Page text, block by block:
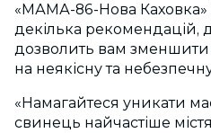
«МАМА-86-Нова Каховка»
декілька рекомендацій,
дозволить вам зменшити
на неякісну та
«Намагайтеся уникати
свинець найчастіше